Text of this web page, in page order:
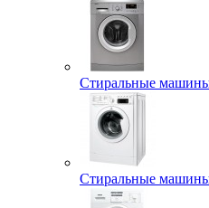
Стиральные
Стиральные